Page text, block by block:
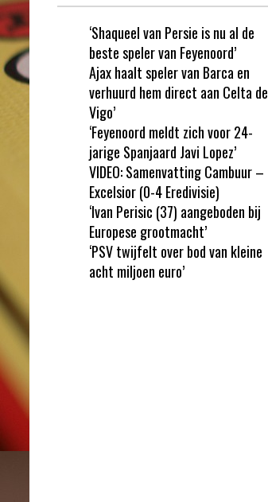
‘Shaqueel van Persie is nu al de
beste speler van Feyenoord’
Ajax haalt speler van Barca en
verhuurd hem direct aan Celta de
Vigo’
‘Feyenoord meldt zich voor 24-
jarige Spanjaard Javi Lopez’
VIDEO: Samenvatting Cambuur –
Excelsior (0-4 Eredivisie)
‘Ivan Perisic (37) aangeboden bij
Europese grootmacht’
‘PSV twijfelt over bod van kleine
acht miljoen euro’